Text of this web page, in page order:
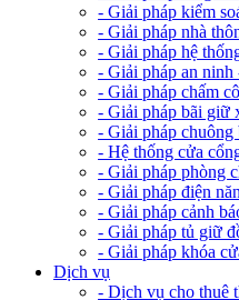
- Giải pháp kiểm
- Giải pháp nhà
- Giải pháp hệ
- Giải pháp an ninh
- Giải pháp chấm
- Giải pháp bãi giữ
- Giải pháp
- Hệ thống cửa
- Giải pháp phòng
- Giải pháp điện
- Giải pháp cảnh
- Giải pháp tủ giữ
- Giải pháp khóa
Dịch vụ
- Dịch vụ cho thuê